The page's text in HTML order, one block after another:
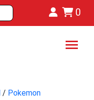
0
/ Pokemon